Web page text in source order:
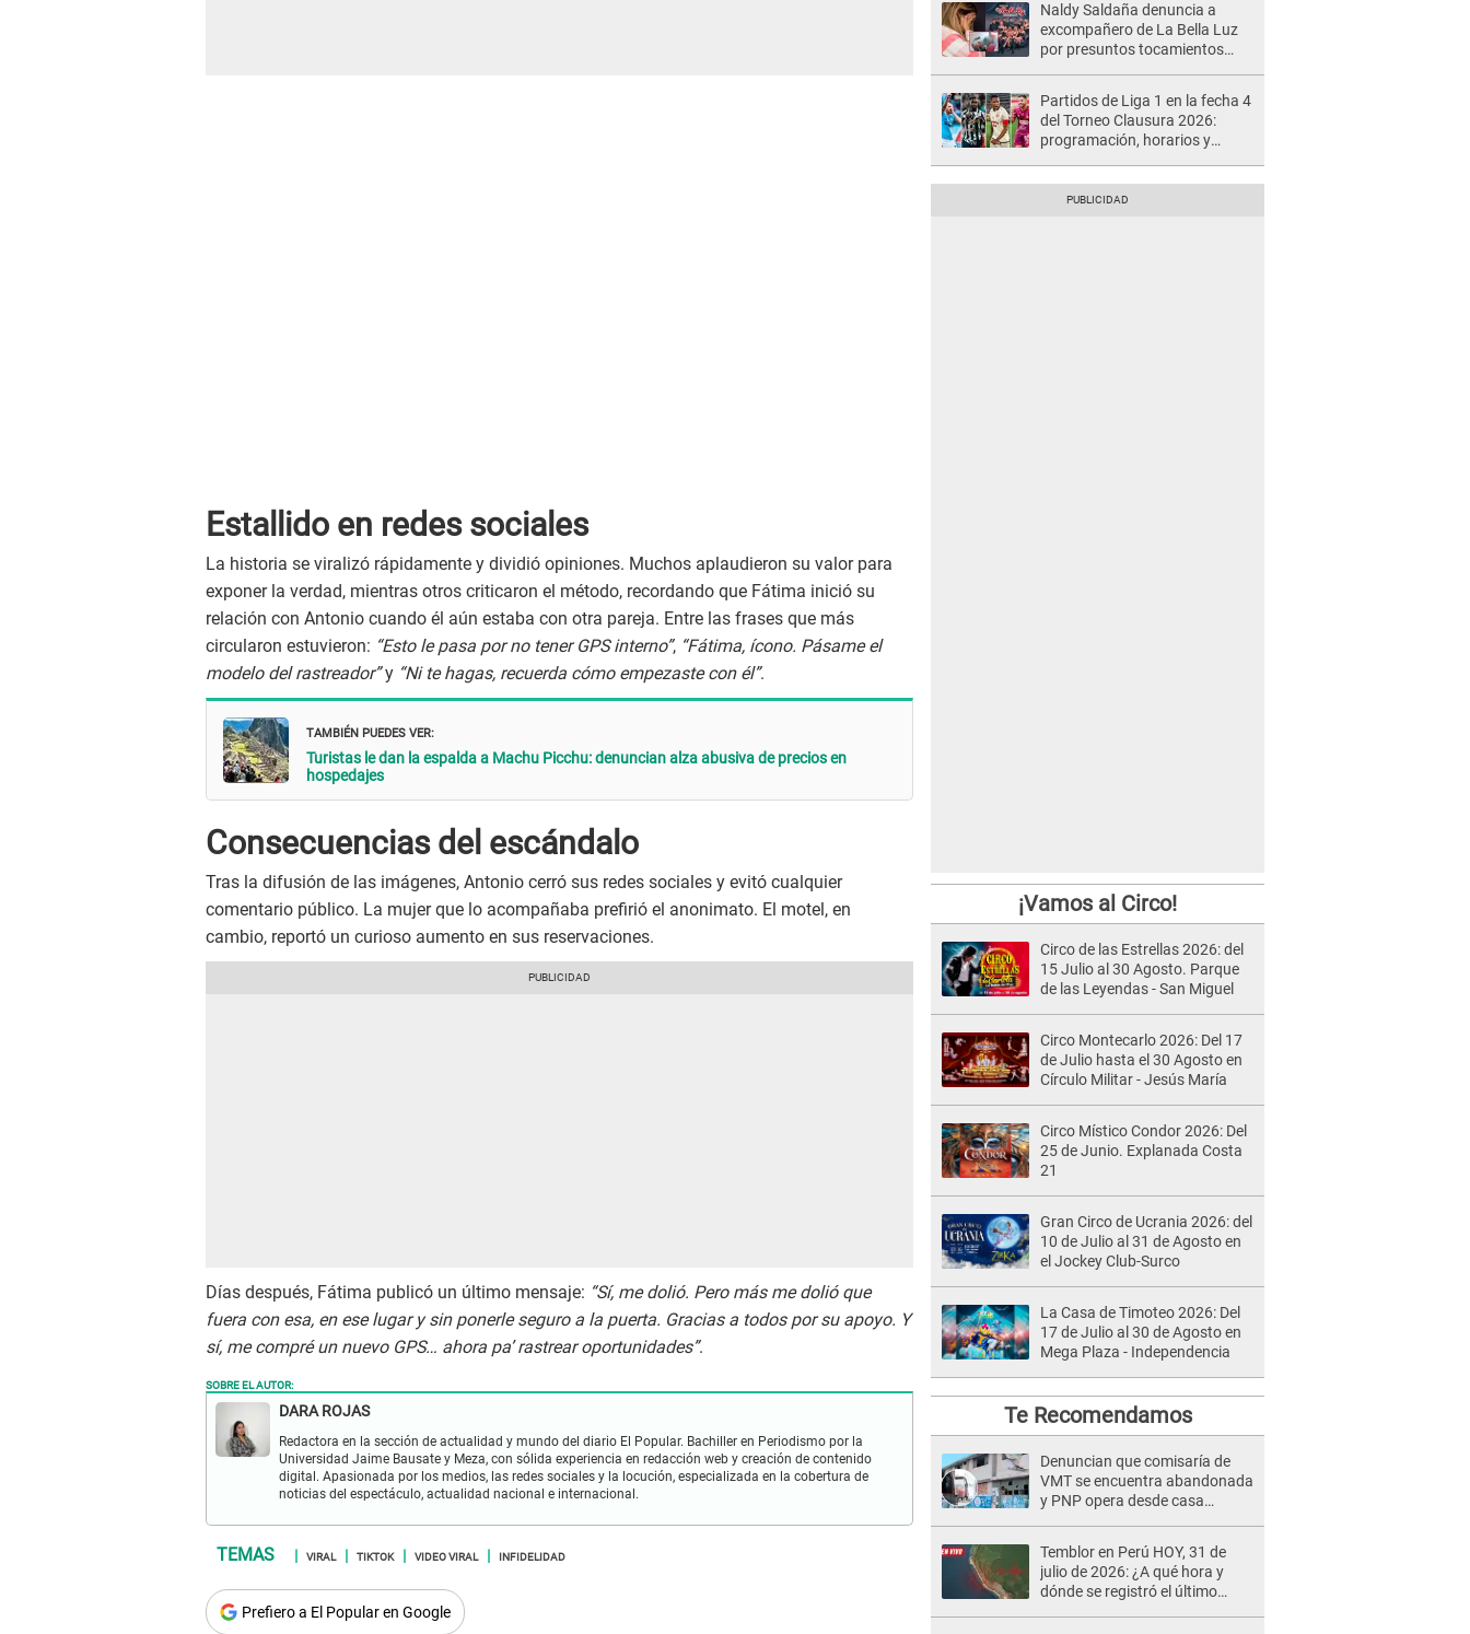
Estallido en redes sociales
La historia se viralizó rápidamente y dividió opiniones. Muchos aplaudieron su valor para
exponer la verdad, mientras otros criticaron el método, recordando que Fátima inició su
relación con Antonio cuando él aún estaba con otra pareja. Entre las frases que más
circularon estuvieron: “Esto le pasa por no tener GPS interno”, “Fátima, ícono. Pásame el
modelo del rastreador”y “Ni te hagas, recuerda cómo empezaste con él”.
TAMBIÉN PUEDES VER:
Turistas le dan la espalda a Machu Picchu: denuncian alza abusiva de precios en
hospedajes
Consecuencias del escándalo
Tras la difusión de las imágenes, Antonio cerró sus redes sociales y evitó cualquier
comentario público. La mujer que lo acompañaba prefirió el anonimato. El motel, en
cambio, reportó un curioso aumento en sus reservaciones.
Días después, Fátima publicó un último mensaje: “Sí, me dolió. Pero más me dolió que
fuera con esa, en ese lugar y sin ponerle seguro a la puerta. Gracias a todos por su apoyo. Y
sí, me compré un nuevo GPS… ahora pa’ rastrear oportunidades”.
SOBRE EL AUTOR:
DARA ROJAS
Redactora en la sección de actualidad y mundo del diario El Popular. Bachiller en Periodismo por la
Universidad Jaime Bausate y Meza, con sólida experiencia en redacción web y creación de contenido
digital. Apasionada por los medios, las redes sociales y la locución, especializada en la cobertura de
noticias del espectáculo, actualidad nacional e internacional.
VIRAL TIKTOK VIDEO VIRAL INFIDELIDAD
Prefiero a El Popular en Google
Naldy Saldaña denuncia a
excompañero de La Bella Luz
por presuntos tocamientos
Partidos de Liga 1 en la fecha 4
del Torneo Clausura 2026:
programación, horarios y
¡Vamos al Circo!
Circo de las Estrellas 2026: del
15 Julio al 30 Agosto. Parque
de las Leyendas - San Miguel
Circo Montecarlo 2026: Del 17
de Julio hasta el 30 Agosto en
Círculo Militar - Jesús María
Circo Místico Condor 2026: Del
25 de Junio. Explanada Costa
21
Gran Circo de Ucrania 2026: del
10 de Julio al 31 de Agosto en
el Jockey Club-Surco
La Casa de Timoteo 2026: Del
17 de Julio al 30 de Agosto en
Mega Plaza - Independencia
Te Recomendamos
Denuncian que comisaría de
VMT se encuentra abandonada
y PNP opera desde casa
Temblor en Perú HOY, 31 de
julio de 2026: ¿A qué hora y
dónde se registró el último